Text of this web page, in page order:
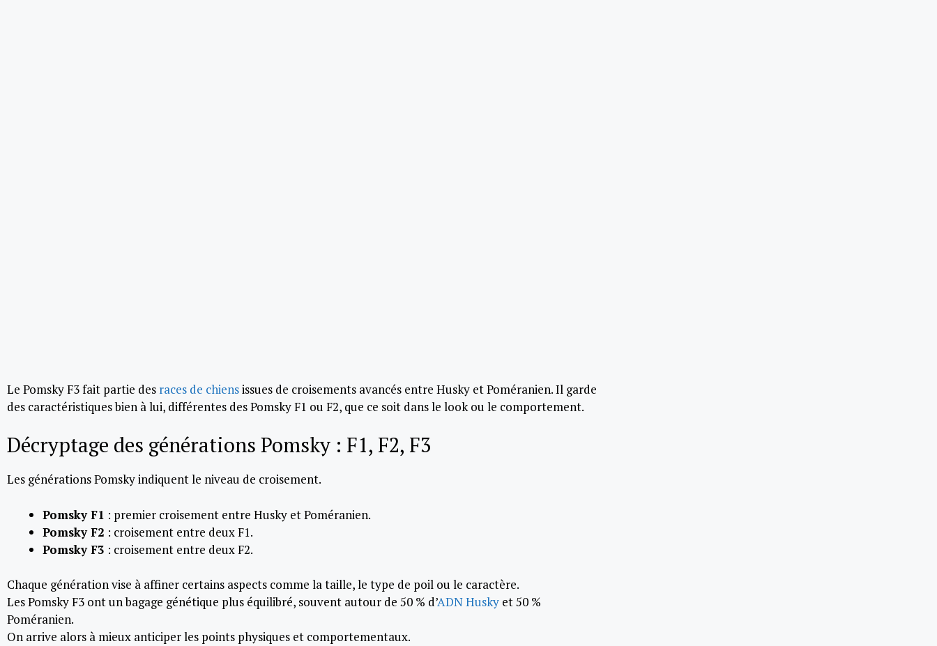
Le Pomsky F3 fait partie des races de chiensissues de croisements avancés entre Husky et Poméranien. Il garde
des caractéristiques bien à lui, différentes des Pomsky F1 ou F2, que ce soit dans le look ou le comportement.
Décryptage des générations Pomsky : F1, F2, F3
Les générations Pomsky indiquent le niveau de croisement.
Pomsky F1 : premier croisement entre Husky et Poméranien.
Pomsky F2 : croisement entre deux F1.
Pomsky F3 : croisement entre deux F2.
Chaque génération vise à affiner certains aspects comme la taille, le type de poil ou le caractère.
Les Pomsky F3 ont un bagage génétique plus équilibré, souvent autour de 50 % d’ADN Husky et 50 %
Poméranien.
On arrive alors à mieux anticiper les points physiques et comportementaux.